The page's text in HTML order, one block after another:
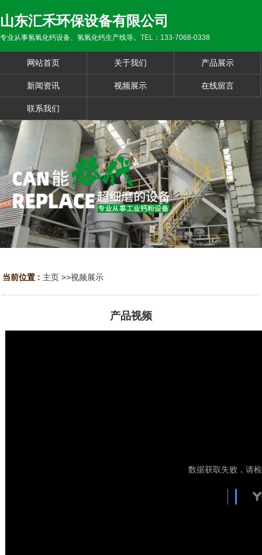
山东汇禾环保设备有限公司
专业从事氢氧化钙设备、氢氧化钙生产线等。TEL：133-7068-0338
网站首页 关于我们 产品展示
新闻资讯 视频展示 在线留言
联系我们
当前位置 : 主页 >>视频展示
产品视频